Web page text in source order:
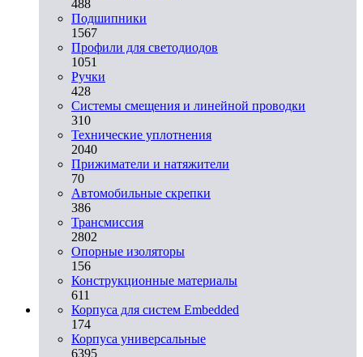
488
Подшипники
1567
Профили для светодиодов
1051
Ручки
428
Системы смещения и линейной проводки
310
Технические уплотнения
2040
Прижиматели и натяжители
70
Автомобильные скрепки
386
Трансмиссия
2802
Опорные изоляторы
156
Конструкционные материалы
611
Корпуса для систем Embedded
174
Корпуса универсальные
6395